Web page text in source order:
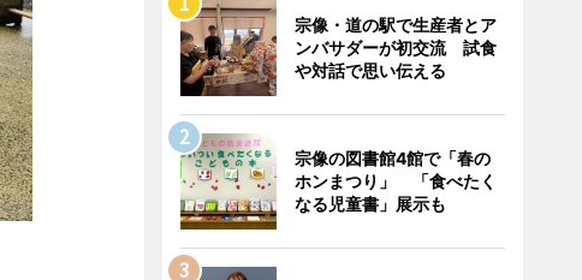
宗像・道の駅で生産者とア
ンバサダーが初交流 試食
や対話で思い伝える
宗像の図書館4館で「春の
ホンまつり」 「食べたく
なる児童書」展示も